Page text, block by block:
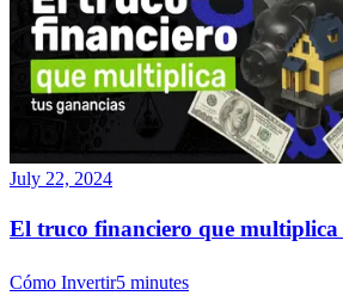
July 22, 2024
El truco financiero que multiplica
Cómo Invertir5 minutes